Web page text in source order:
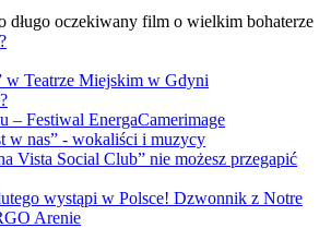
długo oczekiwany film o wielkim bohaterze
w Teatrze Miejskim w Gdyni
– Festiwal EnergaCamerimage
w nas” - wokaliści i muzycy
Vista Social Club” nie możesz przegapić
wystąpi w Polsce! Dzwonnik z Notre
Arenie